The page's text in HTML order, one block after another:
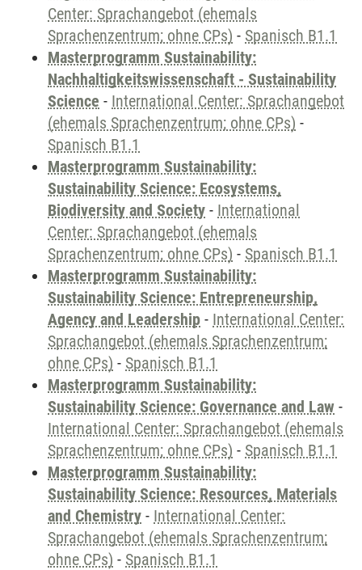
Center: Sprachangebot (ehemals
Sprachenzentrum; ohne CPs) - Spanisch B1.1
Masterprogramm Sustainability:
Nachhaltigkeitswissenschaft - Sustainability
Science - International Center: Sprachangebot
(ehemals Sprachenzentrum; ohne CPs) -
Spanisch B1.1
Masterprogramm Sustainability:
Sustainability Science: Ecosystems,
Biodiversity and Society - International
Center: Sprachangebot (ehemals
Sprachenzentrum; ohne CPs) - Spanisch B1.1
Masterprogramm Sustainability:
Sustainability Science: Entrepreneurship,
Agency and Leadership - International Center:
Sprachangebot (ehemals Sprachenzentrum;
ohne CPs) - Spanisch B1.1
Masterprogramm Sustainability:
Sustainability Science: Governance and Law -
International Center: Sprachangebot (ehemals
Sprachenzentrum; ohne CPs) - Spanisch B1.1
Masterprogramm Sustainability:
Sustainability Science: Resources, Materials
and Chemistry - International Center:
Sprachangebot (ehemals Sprachenzentrum;
ohne CPs) - Spanisch B1.1